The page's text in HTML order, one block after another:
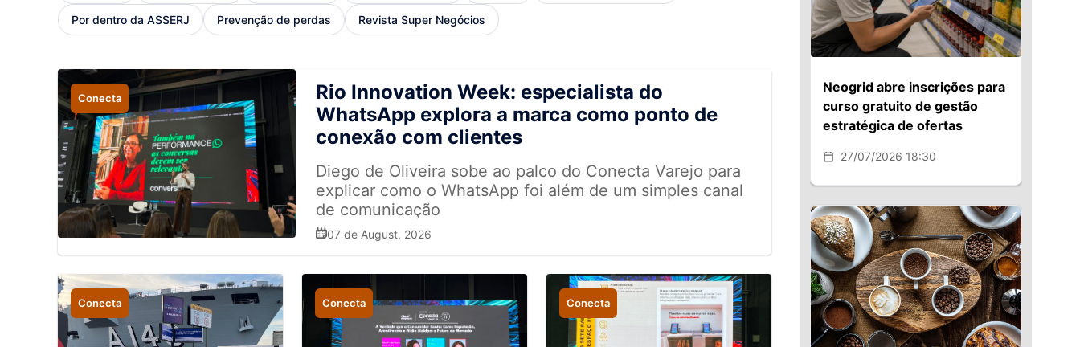
Por dentro da ASSERJ Prevenção de perdas Revista Super Negócios
Conecta
Rio Innovation Week: especialista do
WhatsApp explora a marca como ponto de
conexão com clientes
Diego de Oliveira sobe ao palco do Conecta Varejo para
explicar como o WhatsApp foi além de um simples canal
de comunicação
07 de August, 2026
Conecta Conecta Conecta
Neogrid abre inscrições para
curso gratuito de gestão
estratégica de ofertas
27/07/2026 18:30